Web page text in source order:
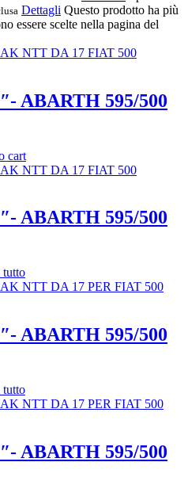
Dettagli Questo prodotto ha più
essere scelte nella pagina del
ABARTH 595/500
cart
ABARTH 595/500
tutto
ABARTH 595/500
tutto
ABARTH 595/500